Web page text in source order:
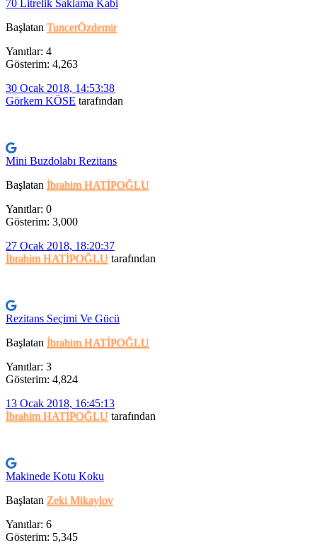
70 Litrelik Saklama Kabi
BaşlatanTuncerÖzdemir
Yanıtlar: 4
Gösterim: 4,263
30 Ocak 2018, 14:53:38
Görkem KÖSE tarafından
Mini Buzdolabı Rezitans
Başlatan İbrahim HATİPOĞLU
Yanıtlar: 0
Gösterim: 3,000
27 Ocak 2018, 18:20:37
İbrahim HATİPOĞLU tarafından
Rezitans Seçimi Ve Gücü
Başlatan İbrahim HATİPOĞLU
Yanıtlar: 3
Gösterim: 4,824
13 Ocak 2018, 16:45:13
İbrahim HATİPOĞLU tarafından
Makinede Kotu Koku
Başlatan Zeki Mikaylov
Yanıtlar: 6
Gösterim: 5,345